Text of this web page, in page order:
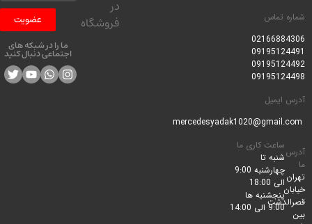
تماس
ساعت کاری ما
شنبه تا
چهارشنبه 9:00
الی 18:00
پنجشنبه ها
9:00 الی 14:00
فروشگاه
عضویت
ما را در شبکه های
اجتماعی دنبال کنید